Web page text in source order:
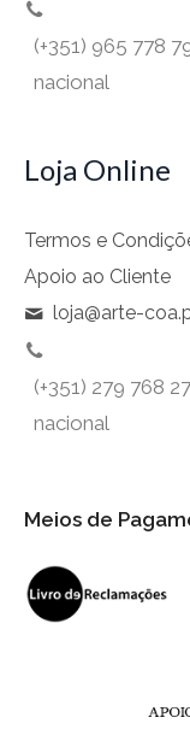
(+351) 965 778
nacional
Loja Online
Termos e
Apoio ao Cliente
loja@arte-
(+351) 279 768
nacional
Meios de